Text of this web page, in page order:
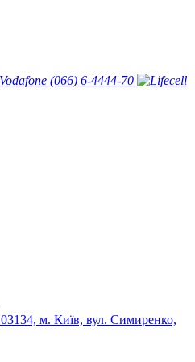
(066) 6-4444-70
03134, м. Київ, вул. Симиренко,